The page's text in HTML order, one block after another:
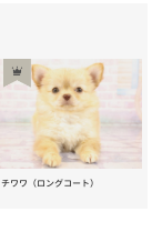
チワワ（ロングコート）